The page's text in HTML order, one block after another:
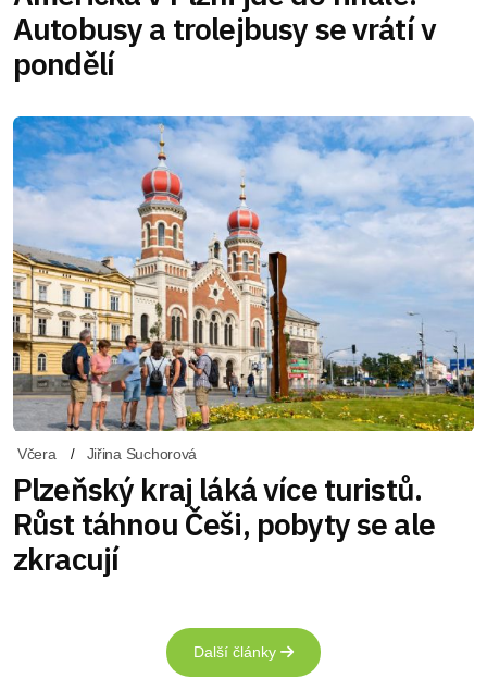
Autobusy a trolejbusy se vrátí v
pondělí
Včera Jiřina Suchorová
Plzeňský kraj láká více turistů.
Růst táhnou Češi, pobyty se ale
zkracují
Další články